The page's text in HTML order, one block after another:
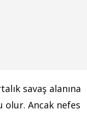
savaş alanına
olur. Ancak nefes